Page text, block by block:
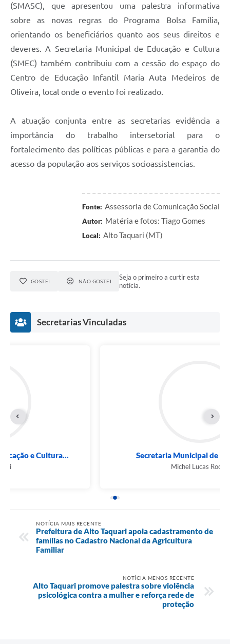
(SMASC), que apresentou uma palestra informativa
sobre as novas regras do Programa Bolsa Família,
orientando os beneficiários quanto aos seus direitos e
deveres. A Secretaria Municipal de Educação e Cultura
(SMEC) também contribuiu com a cessão do espaço do
Centro de Educação Infantil Maria Auta Medeiros de
Oliveira, local onde o evento foi realizado.
A atuação conjunta entre as secretarias evidência a
importância do trabalho intersetorial para o
fortalecimento das políticas públicas e para a garantia do
acesso da população aos serviços socioassistencias.
Fonte: Assessoria de Comunicação Social
Autor: Matéria e fotos: Tiago Gomes
Local: Alto Taquari (MT)
GOSTEI NÃO GOSTEI
Seja o primeiro a curtir esta
notícia.
Secretarias Vinculadas
Secretaria Municipal de Saúde (SMS)
NOTÍCIA MAIS RECENTE
Prefeitura de Alto Taquari apoia cadastramento de
famílias no Cadastro Nacional da Agricultura
Familiar
NOTÍCIA MENOS RECENTE
Alto Taquari promove palestra sobre violência
psicológica contra a mulher e reforça rede de
proteção